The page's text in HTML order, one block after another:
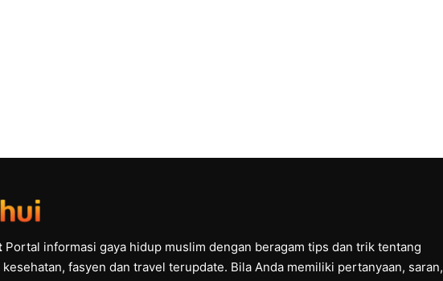
Portal informasi gaya hidup muslim dengan beragam tips dan trik tentang
kesehatan, fasyen dan travel terupdate. Bila Anda memiliki pertanyaan, saran,